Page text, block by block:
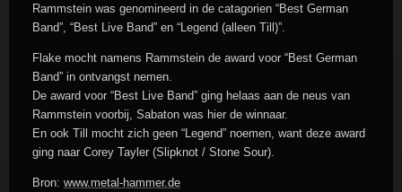
Rammstein was genomineerd in de catagorien “Best German
Band”, “Best Live Band” en “Legend (alleen Till)”.
Flake mocht namens Rammstein de award voor “Best German
Band” in ontvangst nemen.
De award voor “Best Live Band” ging helaas aan de neus van
Rammstein voorbij, Sabaton was hier de winnaar.
En ook Till mocht zich geen “Legend” noemen, want deze award
ging naar Corey Tayler (Slipknot / Stone Sour).
Bron: www.metal-hammer.de